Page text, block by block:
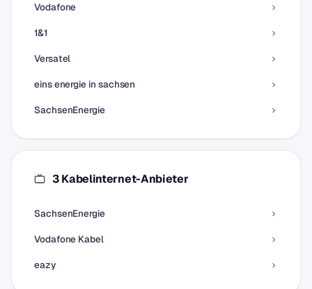
Vodafone
1&1
Versatel
eins energie in sachsen
SachsenEnergie
3 Kabelinternet-Anbieter
SachsenEnergie
Vodafone Kabel
eazy